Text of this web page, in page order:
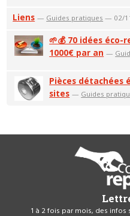
Liens — Guides pratiques — 02/
🌱💰 70 idées
1000€ par an —
Pièces détachées
sites — Guides
1 à 2 fois par mois, des